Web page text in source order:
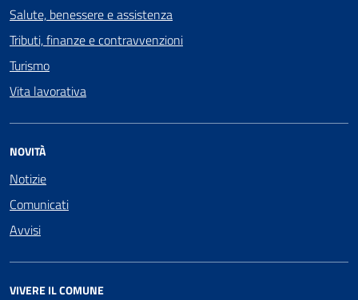
Salute, benessere e assistenza
Tributi, finanze e contravvenzioni
Turismo
Vita lavorativa
NOVITÀ
Notizie
Comunicati
Avvisi
VIVERE IL COMUNE